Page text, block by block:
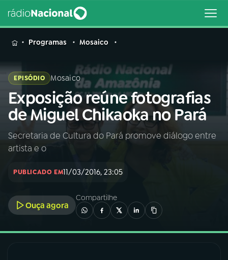
MENU
Buscar
na
Rádio
Nacional
Buscar
Programas Mosaico
EPISÓDIO Mosaico
Exposição reúne fotografias
de Miguel Chikaoka no Pará
Secretaria de Cultura do Pará promove diálogo entre
artista e o
PUBLICADO EM11/03/2016, 23:05
Ouça agora
Compartilhe